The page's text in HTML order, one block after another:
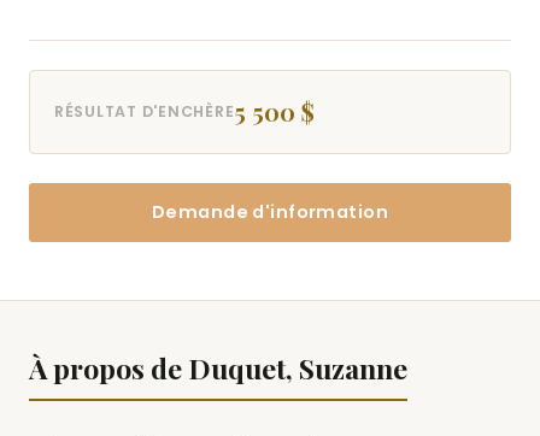
RÉSULTAT D'ENCHÈRE5 500 $
Demande d'information
À propos de Duquet, Suzanne